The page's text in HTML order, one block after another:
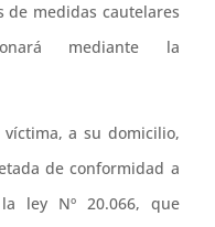
de medidas cautelares
mediante la
a su domicilio,
de conformidad a
ley Nº 20.066, que